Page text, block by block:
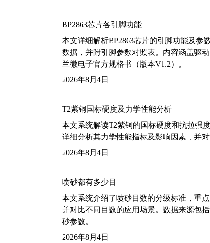
BP2863芯片各引脚功能
本文详细解析BP2863芯片的引脚功能及参
数据，并附引脚参数对照表。内容涵盖驱
兰微电子官方规格书（版本V1.2）。
2026年8月4日
T2紫铜国标硬度及力学性能分析
本文系统解读T2紫铜的国标硬度和抗拉强
详细分析其力学性能指标及影响因素，并
2026年8月4日
喷砂都有多少目
本文系统介绍了喷砂目数的分级标准，重
并对比不同目数的应用场景。数据来源包
砂参数。
2026年8月4日